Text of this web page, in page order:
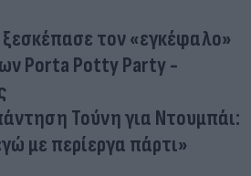
ξεσκέπασε τον «εγκέφαλο»
Porta Potty Party -
Τούνη για Ντουμπάι:
με περίεργα πάρτι»